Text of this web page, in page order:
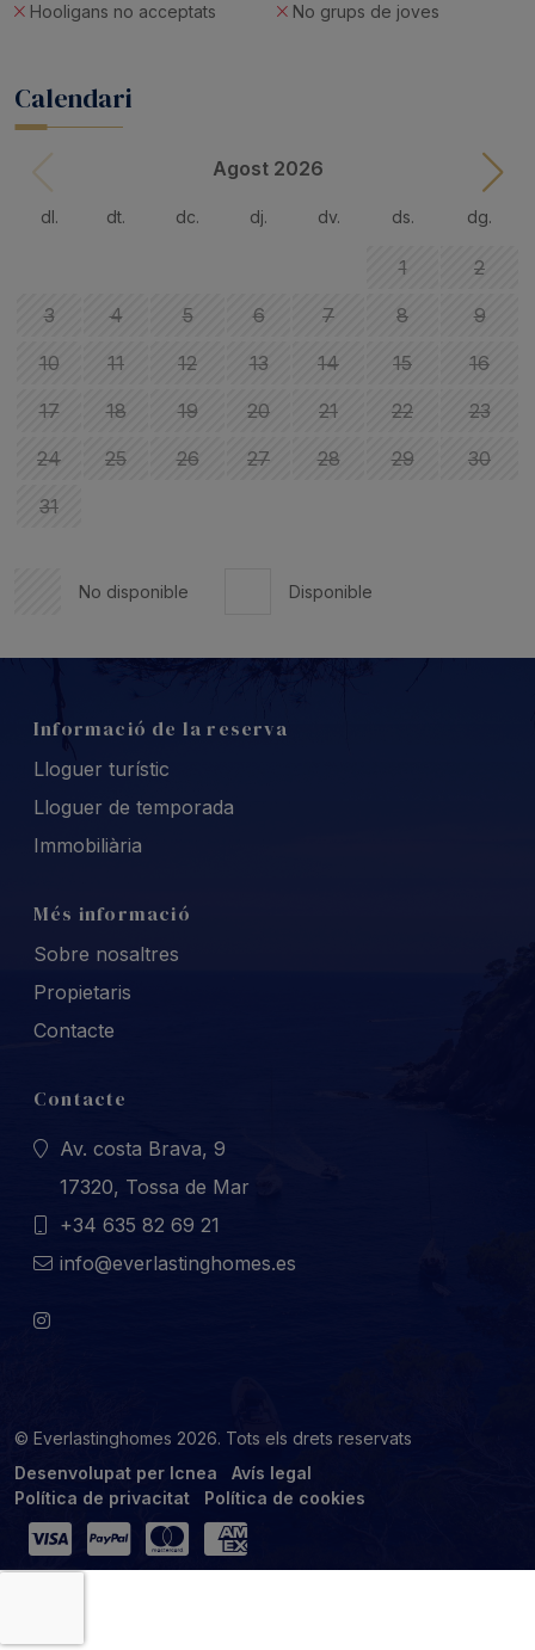
Hooligans no acceptats
No grups de joves
Calendari
Agost 2026
dl. dt. dc. dj. dv. ds. dg.
1
2
3
4 5 6 7 8
9
10
11 12 13 14 15
16
17
18 19 20 21 22
23
24
25 26 27 28 29
30
31
No disponible Disponible
Informació de la reserva
Lloguer turístic
Lloguer de temporada
Immobiliària
Més informació
Sobre nosaltres
Propietaris
Contacte
Contacte
Av. costa Brava, 9
17320, Tossa de Mar
+34 635 82 69 21
info@everlastinghomes.es
© Everlastinghomes 2026. Tots els drets reservats
Desenvolupat per Icnea
Avís legal
Política de privacitat
Política de cookies